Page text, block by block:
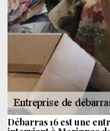
Débarras 16 est une